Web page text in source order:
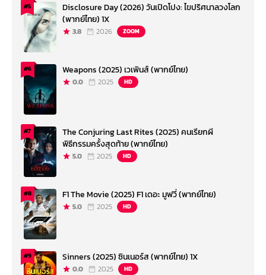
#5
Disclosure Day (2026) วันเปิดโปง: ไขปริศนาลวงโลก
(พากย์ไทย) 1X
3.8 2026 ZOOM
#6 Weapons (2025) เวเพินส์ (พากย์ไทย)
0.0 2025 HD
#7
The Conjuring Last Rites (2025) คนเรียกผี
พิธีกรรมครั้งสุดท้าย (พากย์ไทย)
5.0 2025 HD
#8 F1 The Movie (2025) F1 เดอะ มูฟวี่ (พากย์ไทย)
5.0 2025 HD
#9 Sinners (2025) ซินเนอร์ส (พากย์ไทย) 1X
0.0 2025 HD